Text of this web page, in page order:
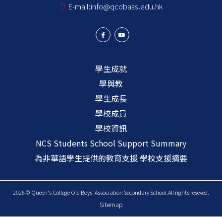
E-mail:info@qcobass.edu.hk
學生成就
學與教
學生成長
學校成員
學校資訊
NCS Students School Support Summary
為非華語學生提供的教育支援 學校支援摘要
2026 © Queen's College Old Boys' Association Secondary School.All rights reseved.
Sitemap